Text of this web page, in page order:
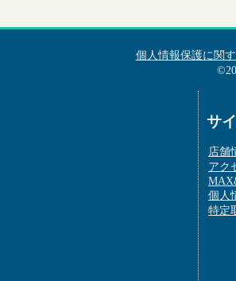
個人情報保護に関
サ
店舗
アク
個人
特定